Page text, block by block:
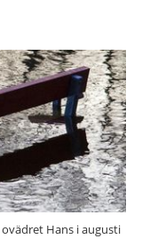
Hans i augusti